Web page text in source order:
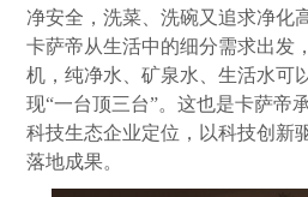
净安全，洗菜、洗碗又追求净化
卡萨帝从生活中的细分需求出发
机，纯净水、矿泉水、生活水可
现“一台顶三台”。这也是卡萨帝
科技生态企业定位，以科技创新
落地成果。